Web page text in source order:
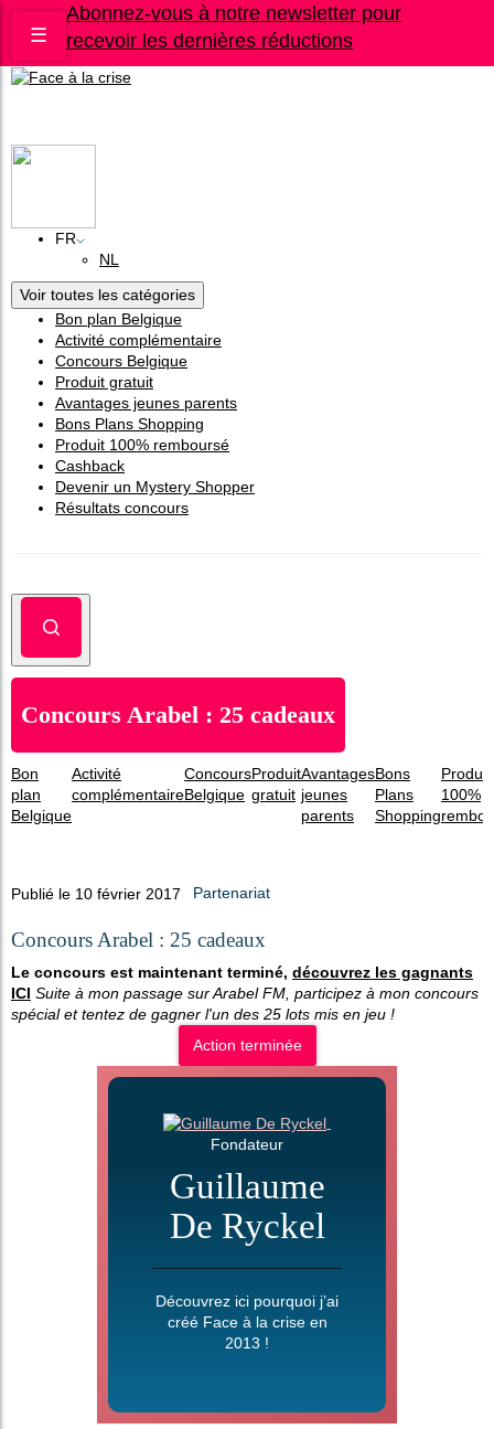
Abonnez-vous à notre newsletter pour
recevoir les dernières réductions
☰
FR
NL
Voir toutes les catégories
Bon plan Belgique
Activité complémentaire
Concours Belgique
Produit gratuit
Avantages jeunes parents
Bons Plans Shopping
Produit 100% remboursé
Cashback
Devenir un Mystery Shopper
Résultats concours
Concours Arabel : 25 cadeaux
Bon
plan
Belgique
Activité
complémentaire
Concours
Belgique
Produit
gratuit
Avantages
jeunes
parents
Bons
Plans
Shopping
Produit
100%
Publié le 10 février 2017 Partenariat
Concours Arabel : 25 cadeaux
Le concours est maintenant terminé, découvrez les gagnants
ICI Suite à mon passage sur Arabel FM, participez à mon concours
spécial et tentez de gagner l'un des 25 lots mis en jeu !
Action terminée
Fondateur
Guillaume
De Ryckel
Découvrez ici pourquoi j’ai
créé Face à la crise en
2013 !